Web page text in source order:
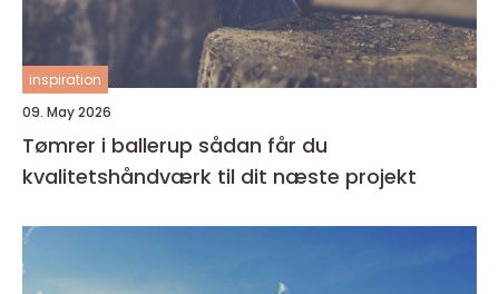
inspiration
09. May 2026
Tømrer i ballerup sådan får du
kvalitetshåndværk til dit næste projekt